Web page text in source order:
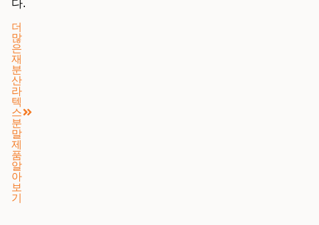
다.
더
많
은
재
분
산
라
텍
스
분
말
제
품
알
아
보
기